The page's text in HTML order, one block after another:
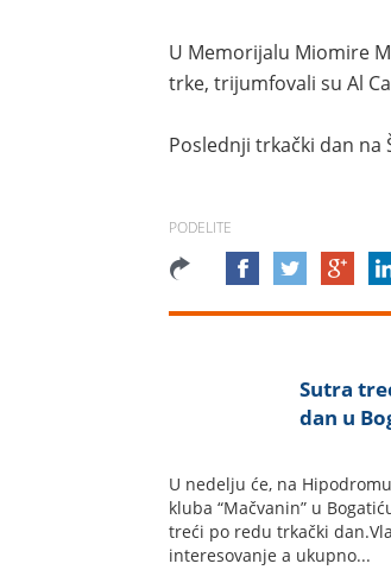
U Memorijalu Miomire
trke, trijumfovali su Al
Poslednji trkački dan na
PODELITE
Sutra
dan u
U nedelju će, na
kluba “Mačvanin” u
treći po redu trkački
interesovanje a ukupno...